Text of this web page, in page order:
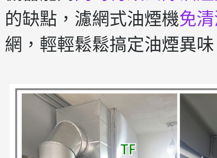
的缺點，濾網式油煙機免
網，輕輕鬆鬆搞定油煙異